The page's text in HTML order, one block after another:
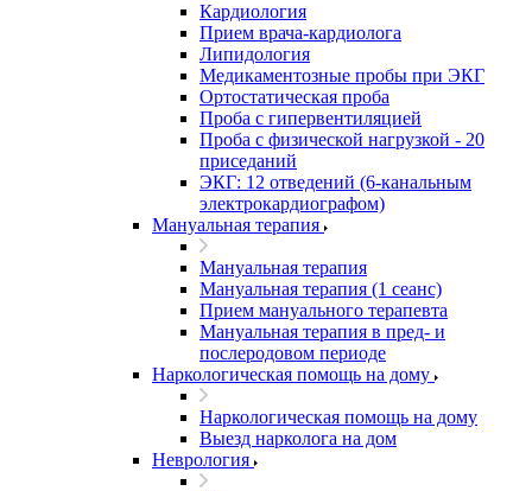
Кардиология
Прием врача-кардиолога
Липидология
Медикаментозные пробы при ЭКГ
Ортостатическая проба
Проба с гипервентиляцией
Проба с физической нагрузкой - 20
приседаний
ЭКГ: 12 отведений (6-канальным
электрокардиографом)
Мануальная терапия
Мануальная терапия
Мануальная терапия (1 сеанс)
Прием мануального терапевта
Мануальная терапия в пред- и
послеродовом периоде
Наркологическая помощь на дому
Наркологическая помощь на дому
Выезд нарколога на дом
Неврология